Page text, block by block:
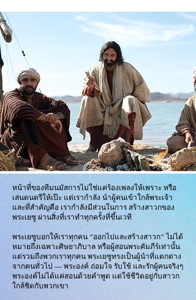
หน้าที่ของทีมนมัสการไม่ใช่แค่ร้องเพลงให้เพราะ หรือ
เล่นดนตรีให้เป๊ะ แต่เรากำลัง นำผู้คนเข้าใกล้พระเจ้า
และที่สำคัญคือ เรากำลังมีส่วนในการ สร้างสาวกของ
พระเยซู ผ่านสิ่งที่เราทำทุกครั้งที่ขึ้นเวที
พระเยซูบอกให้เราทุกคน “ออกไปและสร้างสาวก” ไม่ได้
หมายถึงเฉพาะศิษยาภิบาล หรือผู้สอนพระคัมภีร์เท่านั้น
แต่รวมถึงพวกเราทุกคน พระเยซูทรงเป็นผู้นำที่แตกต่าง
จากคนทั่วไป — พระองค์ ถ่อมใจ รับใช้ และรักผู้คนจริงๆ
พระองค์ไม่ได้แค่สอนด้วยคำพูด แต่ใช้ชีวิตอยู่กับสาวก
ใกล้ชิดกับพวกเขา